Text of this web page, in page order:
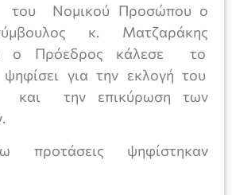
του Νομικού Προσώπου ο
κ. Ματζαράκης
ο Πρόεδρος κάλεσε το
για την εκλογή του
και την επικύρωση των
προτάσεις ψηφίστηκαν